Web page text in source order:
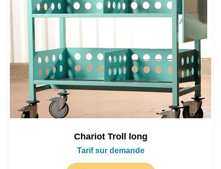
Chariot Troll long
Tarif sur demande